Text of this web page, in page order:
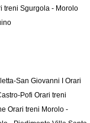
treni Sgurgola - Morolo
San Giovanni I Orari
Pofi Orari treni
Orari treni Morolo -